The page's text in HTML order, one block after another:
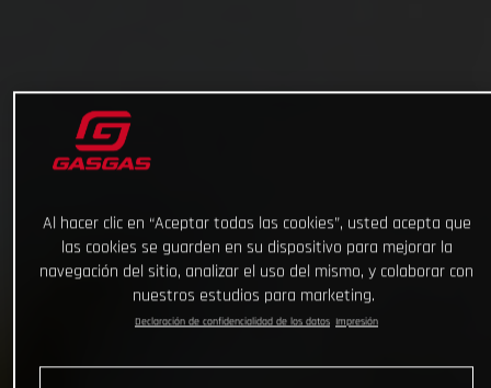
Al hacer clic en “Aceptar todas las cookies”, usted acepta que
las cookies se guarden en su dispositivo para mejorar la
navegación del sitio, analizar el uso del mismo, y colaborar con
nuestros estudios para marketing.
Declaración de confidencialidad de los datos Impresión